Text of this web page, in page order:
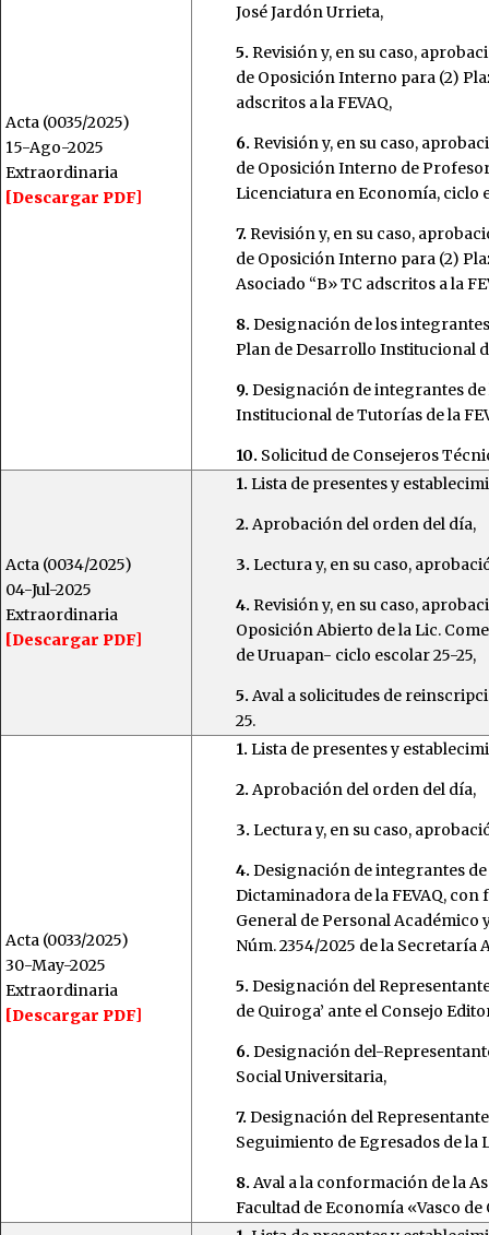
Acta (0035/2025)
15-Ago-2025
Extraordinaria
[Descargar PDF]
José Jardón Urrieta,
5. Revisión y, en su caso,
de Oposición Interno para (2)
adscritos a la FEVAQ,
6. Revisión y, en su caso,
de Oposición Interno de
Licenciatura en Economía, ciclo
7. Revisión y, en su caso,
de Oposición Interno para (2)
Asociado “B» TC adscritos a la
8. Designación de los
Plan de Desarrollo Institucional
9. Designación de integrantes
Institucional de Tutorías de la
10. Solicitud de Consejeros
Acta (0034/2025)
04-Jul-2025
Extraordinaria
[Descargar PDF]
1. Lista de presentes y
2. Aprobación del orden del día,
3. Lectura y, en su caso,
4. Revisión y, en su caso,
Oposición Abierto de la Lic.
de Uruapan- ciclo escolar 25-25,
5. Aval a solicitudes de
25.
Acta (0033/2025)
30-May-2025
Extraordinaria
[Descargar PDF]
1. Lista de presentes y
2. Aprobación del orden del día,
3. Lectura y, en su caso,
4. Designación de integrantes
Dictaminadora de la FEVAQ,
General de Personal Académico
Núm. 2354/2025 de la Secretaría
5. Designación del
de Quiroga’ ante el Consejo
6. Designación del-
Social Universitaria,
7. Designación del
Seguimiento de Egresados de la
8. Aval a la conformación de la
Facultad de Economía «Vasco